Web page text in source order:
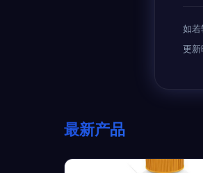
如
更
最新产品